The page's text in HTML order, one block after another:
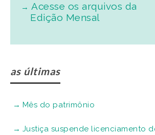
Acesse os arquivos da
Edição Mensal
as últimas
Mês do patrimônio
Justiça suspende licenciamento